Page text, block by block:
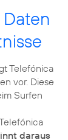
Telefónica
vor. Diese
Surfen
daraus